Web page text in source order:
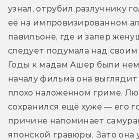
узнал, отрубил разлучнику
её на импровизированном
павильоне, где и запер
следует подумала над
Годы к мадам Ашер были
началу фильма она
плохо наложенном гриме.
сохранился ещё хуже — его
причине напоминает
японской гравюры. Зато она